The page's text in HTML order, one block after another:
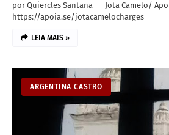
por Quiercles Santana __ Jota Camelo/
https://apoia.se/jotacamelocharges
LEIA MAIS »
ARGENTINA CASTRO